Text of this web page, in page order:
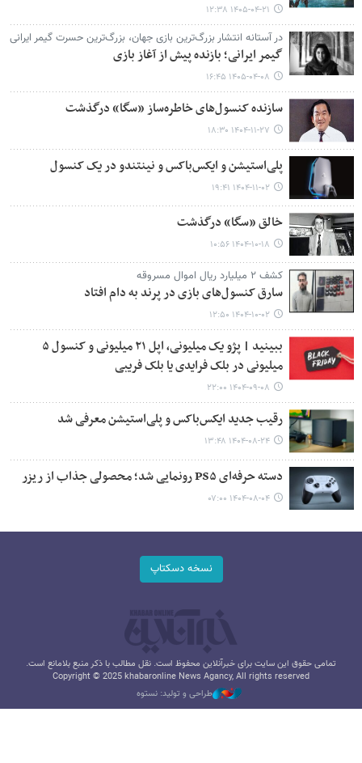
۱۴۰۵-۰۴-۲۱ ۱۲:۳۸
در آستانه انتشار بزرگ‌ترین بازی جهان، بزرگ‌ترین حسرت گیمر ایرانی
گیمر ایرانی؛ بازنده پیش از آغاز بازی
۱۴۰۵-۰۴-۰۸ ۱۶:۴۵
سازنده کنسول‌های خاطره‌ساز «سگا» درگذشت
۱۴۰۴-۱۱-۲۷ ۱۸:۳۰
پلی‌استیشن و ایکس‌باکس و نینتندو در یک کنسول
۱۴۰۴-۱۱-۰۲ ۱۹:۴۱
خالق «سگا» درگذشت
۱۴۰۴-۱۰-۱۸ ۱۰:۵۶
کشف ۲ میلیارد ریال اموال مسروقه
سارق کنسول‌های بازی در پرند به دام افتاد
۱۴۰۴-۱۰-۰۲ ۱۲:۵۰
ببینید | پژو یک میلیونی، اپل ۲۱ میلیونی و کنسول ۵
میلیونی در بلک فرایدی یا بلک فریبی
۱۴۰۴-۰۹-۰۸ ۲۲:۰۰
رقیب جدید ایکس‌باکس و پلی‌استیشن معرفی شد
۱۴۰۴-۰۸-۲۴ ۱۳:۴۸
دسته حرفه‌ای PS۵ رونمایی شد؛ محصولی جذاب از ریزر
۱۴۰۴-۰۸-۰۴ ۰۷:۰۰
نسخه دسکتاپ
تمامی حقوق این سایت برای خبرآنلاین محفوظ است. نقل مطالب با ذکر منبع بلامانع است.
Copyright © 2025 khabaronline News Agancy, All rights reserved
طراحی و تولید: نستوه